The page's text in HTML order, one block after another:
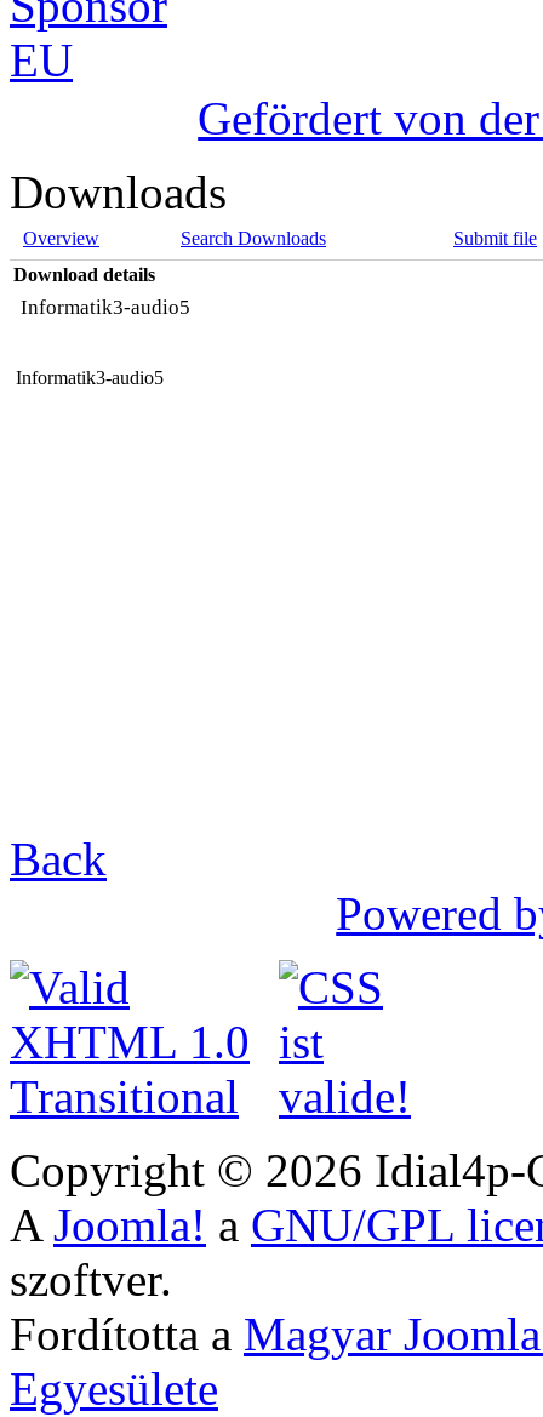
Gefördert von
Downloads
Overview Search Downloads
Submit file
Download details
Informatik3-audio5
Informatik3-audio5
Back
Powered
Copyright © 2026 Idial4p-
A Joomla! a GNU/GPL
szoftver.
Fordította a Magyar
Egyesülete